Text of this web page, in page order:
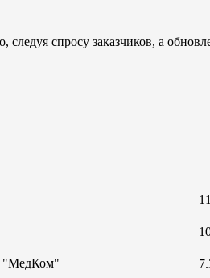
спросу заказчиков, а
"МедКом"